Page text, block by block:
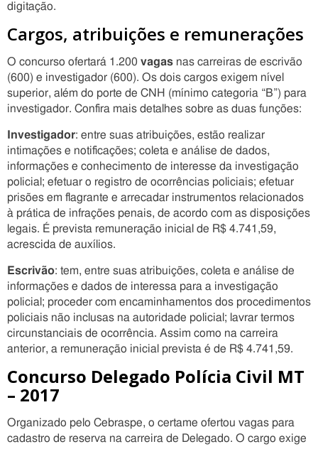
digitação.
Cargos, atribuições e remunerações
O concurso ofertará 1.200 vagas nas carreiras de escrivão
(600) e investigador (600). Os dois cargos exigem nível
superior, além do porte de CNH (mínimo categoria “B”) para
investigador. Confira mais detalhes sobre as duas funções:
Investigador: entre suas atribuições, estão realizar
intimações e notificações; coleta e análise de dados,
informações e conhecimento de interesse da investigação
policial; efetuar o registro de ocorrências policiais; efetuar
prisões em flagrante e arrecadar instrumentos relacionados
à prática de infrações penais, de acordo com as disposições
legais. É prevista remuneração inicial de R$ 4.741,59,
acrescida de auxílios.
Escrivão: tem, entre suas atribuições, coleta e análise de
informações e dados de interessa para a investigação
policial; proceder com encaminhamentos dos procedimentos
policiais não inclusas na autoridade policial; lavrar termos
circunstanciais de ocorrência. Assim como na carreira
anterior, a remuneração inicial prevista é de R$ 4.741,59.
Concurso Delegado Polícia Civil MT
– 2017
Organizado pelo Cebraspe, o certame ofertou vagas para
cadastro de reserva na carreira de Delegado. O cargo exige